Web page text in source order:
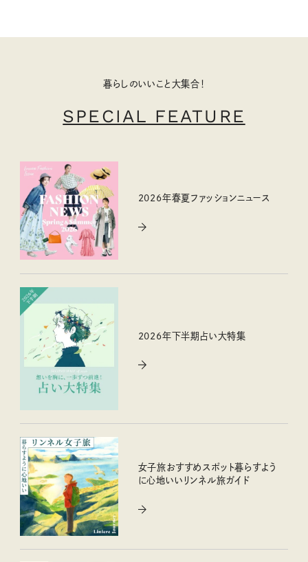
暮らしのいいこと大集合！
SPECIAL FEATURE
2026年春夏ファッションニュース
2026年下半期占い大特集
女子旅おすすめスポット暮らすよう
に心地いいリンネル旅ガイド